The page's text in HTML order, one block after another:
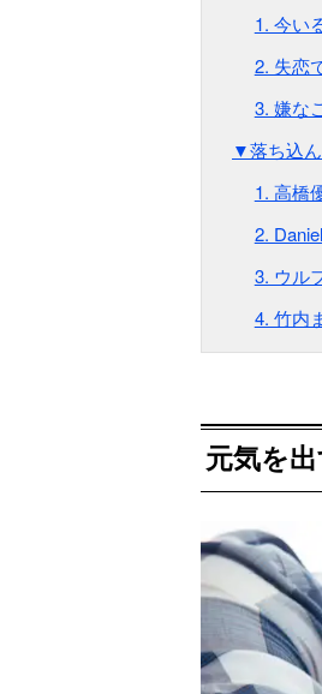
1. 今い
2. 失恋
3. 嫌な
▼落ち込
1. 高橋
2.
3. ウル
4. 竹内
元気を